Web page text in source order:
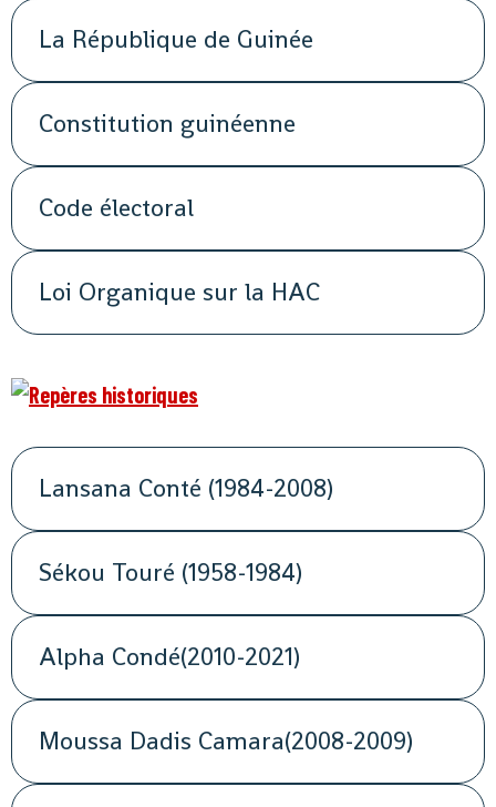
La République de Guinée
Constitution guinéenne
Code électoral
Loi Organique sur la HAC
Lansana Conté (1984-2008)
Sékou Touré (1958-1984)
Alpha Condé(2010-2021)
Moussa Dadis Camara(2008-2009)